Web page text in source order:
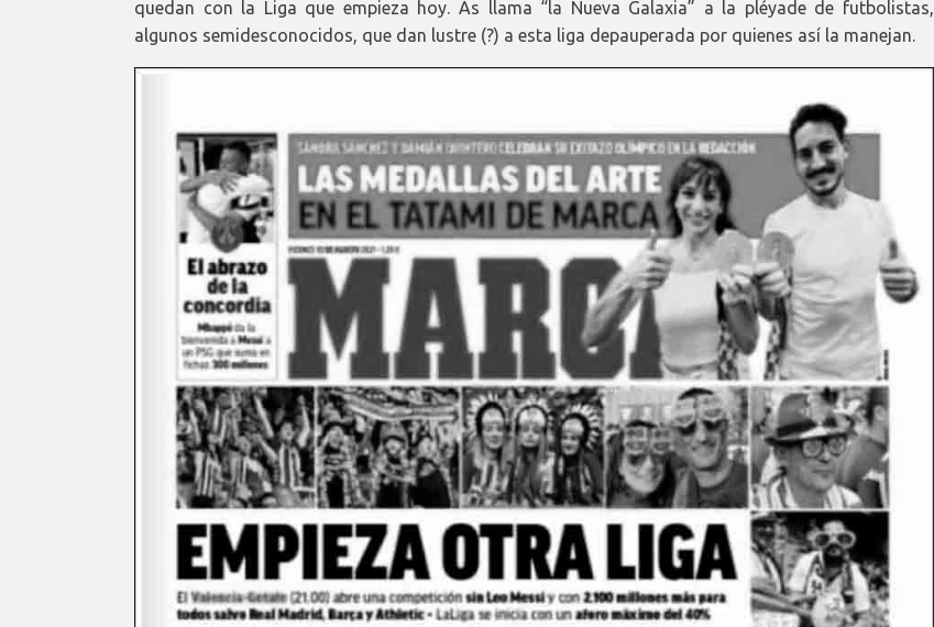
quedan con la Liga que empieza hoy. As llama “la Nueva Galaxia” a la pléyade de futbolistas,
algunos semidesconocidos, que dan lustre (?) a esta liga depauperada por quienes así la manejan.